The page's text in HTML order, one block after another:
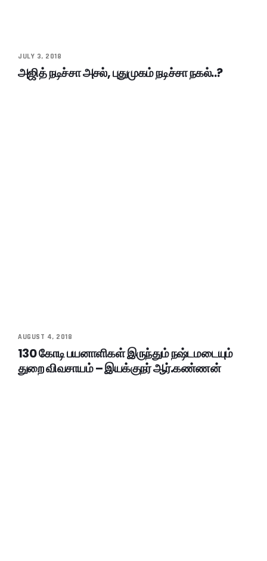
JULY 3, 2018
அஜித் நடிச்சா அசல், புதுமுகம் நடிச்சா நகல்..?
AUGUST 4, 2018
130 கோடி பயனாளிகள் இருந்தும் நஷ்டமடையும்
துறை விவசாயம் – இயக்குநர் ஆர்.கண்ணன்